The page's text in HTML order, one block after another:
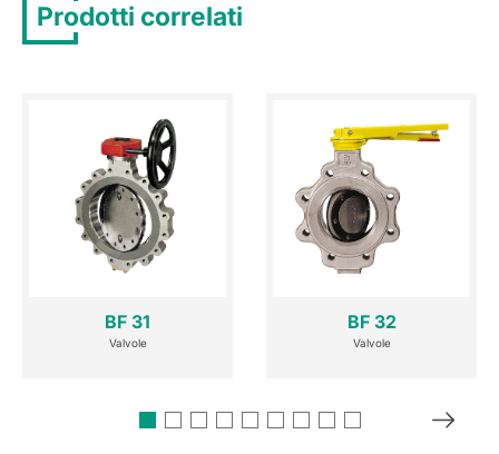
Prodotti correlati
BF 31
Valvole
BF 32
Valvole